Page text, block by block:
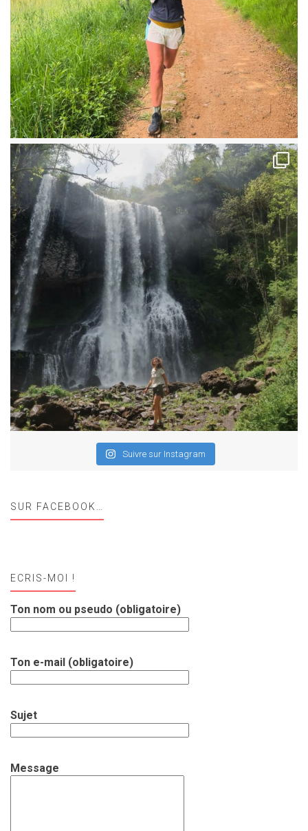
Suivre sur Instagram
SUR FACEBOOK…
ECRIS-MOI !
Ton nom ou pseudo (obligatoire)
Ton e-mail (obligatoire)
Sujet
Message